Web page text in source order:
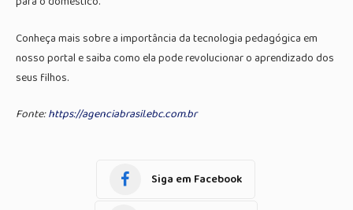
Conheça mais sobre a importância da tecnologia pedagógica em
nosso portal e saiba como ela pode revolucionar o aprendizado dos
seus filhos.
Fonte:https://agenciabrasil.ebc.com.br
Siga em Facebook